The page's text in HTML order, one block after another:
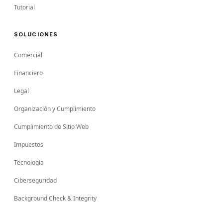
Tutorial
SOLUCIONES
Comercial
Financiero
Legal
Organización y Cumplimiento
Cumplimiento de Sitio Web
Impuestos
Tecnología
Ciberseguridad
Background Check & Integrity